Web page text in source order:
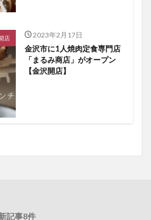
店 2023年2月17日
金沢市に1人焼肉定食専門店
「まるみ商店」がオープン
【金沢開店】
記事8件